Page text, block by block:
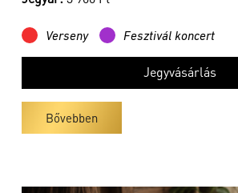
Verseny Fesztivál koncert
Jegyvásárlás
Bővebben